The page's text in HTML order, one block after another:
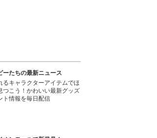
ーたちの最新ニュース
るキャラクターアイテムでほ
つこう！かわいい最新グッズ
ト情報を毎日配信